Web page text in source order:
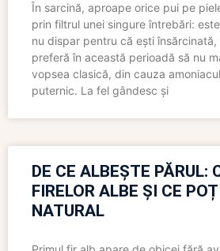
În sarcină, aproape orice pui pe
prin filtrul unei singure întrebări:
nu dispar pentru că ești
preferă în această perioadă să nu
vopsea clasică, din cauza
puternic. La fel gândesc și
DE CE ALBEȘTE PĂRUL:
FIRELOR ALBE ȘI CE
NATURAL